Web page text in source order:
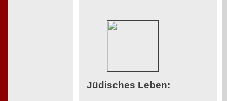
Jüdisches Leben: